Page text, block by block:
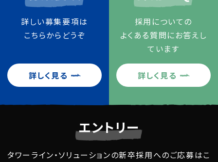
詳しい募集要項は
こちらからどうぞ
詳しく見る
採用についての
よくある質問にお答えし
ています
詳しく見る
エントリー
タワーライン・ソリューションの新卒採用へのご応募はこ